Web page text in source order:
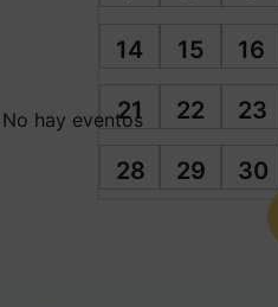
14 15 16
21 22 23
28 29 30
No hay eventos